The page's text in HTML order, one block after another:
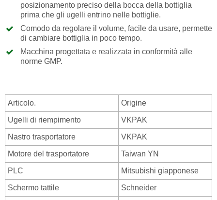
posizionamento preciso della bocca della bottiglia
prima che gli ugelli entrino nelle bottiglie.
Comodo da regolare il volume, facile da usare, permette
di cambiare bottiglia in poco tempo.
Macchina progettata e realizzata in conformità alle
norme GMP.
Articolo. Origine
Ugelli di riempimento VKPAK
Nastro trasportatore VKPAK
Motore del trasportatore Taiwan YN
PLC Mitsubishi giapponese
Schermo tattile Schneider